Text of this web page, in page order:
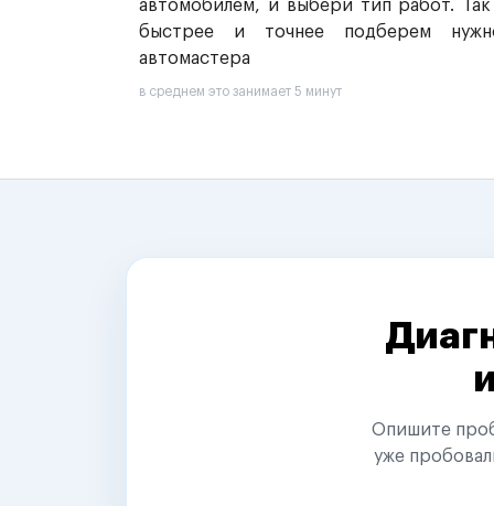
автомобилем, и выбери тип работ.
быстрее и точнее подберем
автомастера
в среднем это занимает 5 минут
Опишите
уже